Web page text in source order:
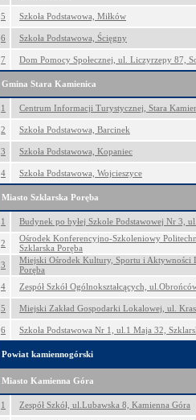
5 Szkoła Podstawowa, Miłków
6 Szkoła Podstawowa, Ścięgny
7 Dom Pomocy Społecznej, ul. Liczyrzepy 87,
Gmina Stara Kamienica
1 Centrum Informacji Turystycznej, Stara
2 Szkoła Podstawowa, Barcinek
3 Szkoła Podstawowa, Kopaniec
4 Szkoła Podstawowa, Wojcieszyce
Miasto Szklarska Poręba
1 Budynek po byłej Szkole Podstawowej Nr 3,
2
Ośrodek Konferencyjno-Szkoleniowy
Szklarska Poręba
3
Miejski Ośrodek Kultury, Sportu i Aktywności
Poręba
4
Zespół Szkół Ogólnokształcących,
5 Miejski Zakład Gospodarki Lokalowej, ul.
6 Szkoła Podstawowa Nr 1, ul.1 Maja 32,
Powiat kamiennogórski
Miasto Kamienna Góra
1 Zespół Szkół, ul.Lubawska 8, Kamienna Góra